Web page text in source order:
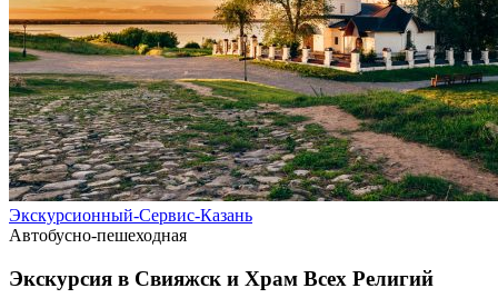
Экскурсионный-Сервис-Казань
Автобусно-пешеходная
Экскурсия в Свияжск и Храм Всех Религий